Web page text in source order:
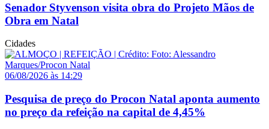
Senador Styvenson visita obra do Projeto Mãos de
Obra em Natal
Cidades
06/08/2026 às 14:29
Pesquisa de preço do Procon Natal aponta aumento
no preço da refeição na capital de 4,45%